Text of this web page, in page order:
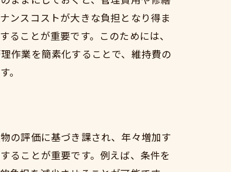
ンスコストが大きな負担となり得ま
ことが重要です。このためには、
作業を簡素化することで、維持費の
。
の評価に基づき課され、年々増加す
ることが重要です。例えば、条件を